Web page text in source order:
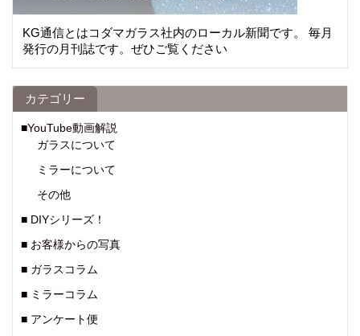
KG通信とはコダマガラス社内のローカル新聞です。 毎月
発行の月刊誌です。ぜひご覧ください
カテゴリー
■YouTube動画解説
ガラスについて
ミラーについて
その他
■ DIYシリーズ！
■ お客様からの写真
■ ガラスコラム
■ ミラーコラム
■ アンケート便